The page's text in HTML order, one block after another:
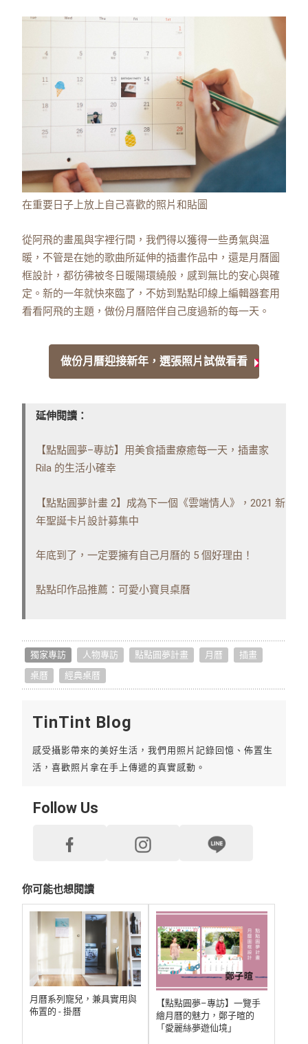
在重要日子上放上自己喜歡的照片和貼圖
從阿飛的畫風與字裡行間，我們得以獲得一些勇氣與溫
暖，不管是在她的歌曲所延伸的插畫作品中，還是月曆圖
框設計，都彷彿被冬日暖陽環繞般，感到無比的安心與確
定。新的一年就快來臨了，不妨到點點印線上編輯器套用
看看阿飛的主題，做份月曆陪伴自己度過新的每一天。
做份月曆迎接新年，選張照片試做看看
延伸閱讀：
【點點圓夢–專訪】用美食插畫療癒每一天，插畫家
Rila 的生活小確幸
【點點圓夢計畫 2】成為下一個《雲端情人》，2021 新
年聖誕卡片設計募集中
年底到了，一定要擁有自己月曆的 5 個好理由！
點點印作品推薦：可愛小寶貝桌曆
獨家專訪 人物專訪 點點圓夢計畫 月曆
插畫
桌曆
經典桌曆
TinTint Blog
感受攝影帶來的美好生活，我們用照片記錄回憶、佈置生
活，喜歡照片拿在手上傳遞的真實感動。
Follow Us
你可能也想閱讀
月曆系列寵兒，兼具實用與
佈置的 - 掛曆
【點點圓夢–專訪】一覽手
繪月曆的魅力，鄭子暄的
「愛麗絲夢遊仙境」